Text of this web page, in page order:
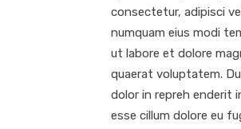
consectetur, adipisci
numquam eius modi
ut labore et dolore
quaerat voluptatem.
dolor in repreh enderit
esse cillum dolore eu